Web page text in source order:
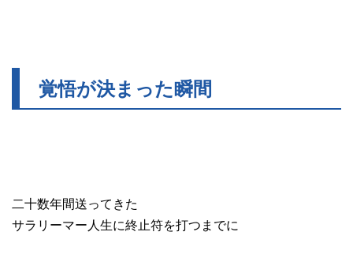
覚悟が決まった瞬間
二十数年間送ってきた
サラリーマー人生に終止符を打つまでに